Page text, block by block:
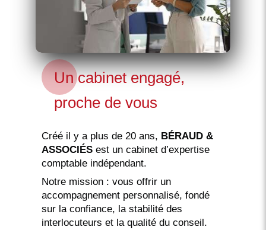
Un cabinet engagé,
proche de vous
Créé il y a plus de 20 ans, BÉRAUD &
ASSOCIÉS est un cabinet d’expertise
comptable indépendant.
Notre mission : vous offrir un
accompagnement personnalisé, fondé
sur la confiance, la stabilité des
interlocuteurs et la qualité du conseil.